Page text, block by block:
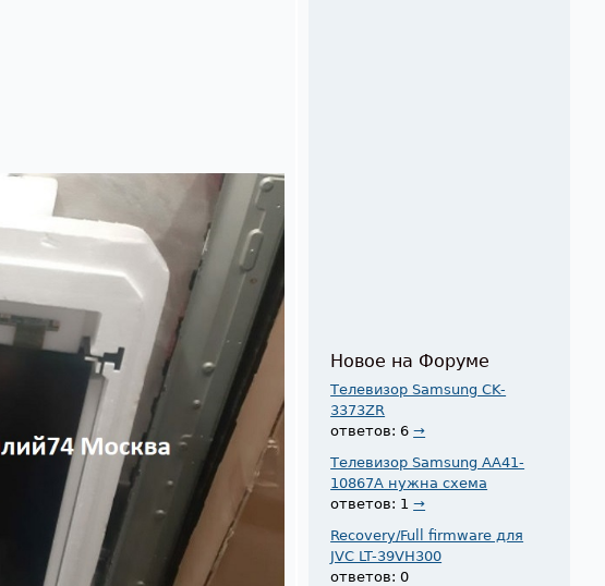
Новое на Форуме
Телевизор Samsung CK-
3373ZR
ответов: 6→
Телевизор Samsung AA41-
10867A нужна схема
ответов: 1→
Recovery/Full firmware для
JVC LT-39VH300
ответов: 0